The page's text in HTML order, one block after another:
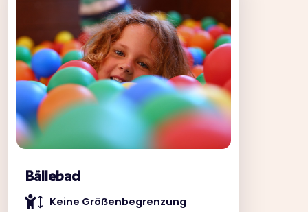
Bällebad
Keine Gröẞenbegrenzung